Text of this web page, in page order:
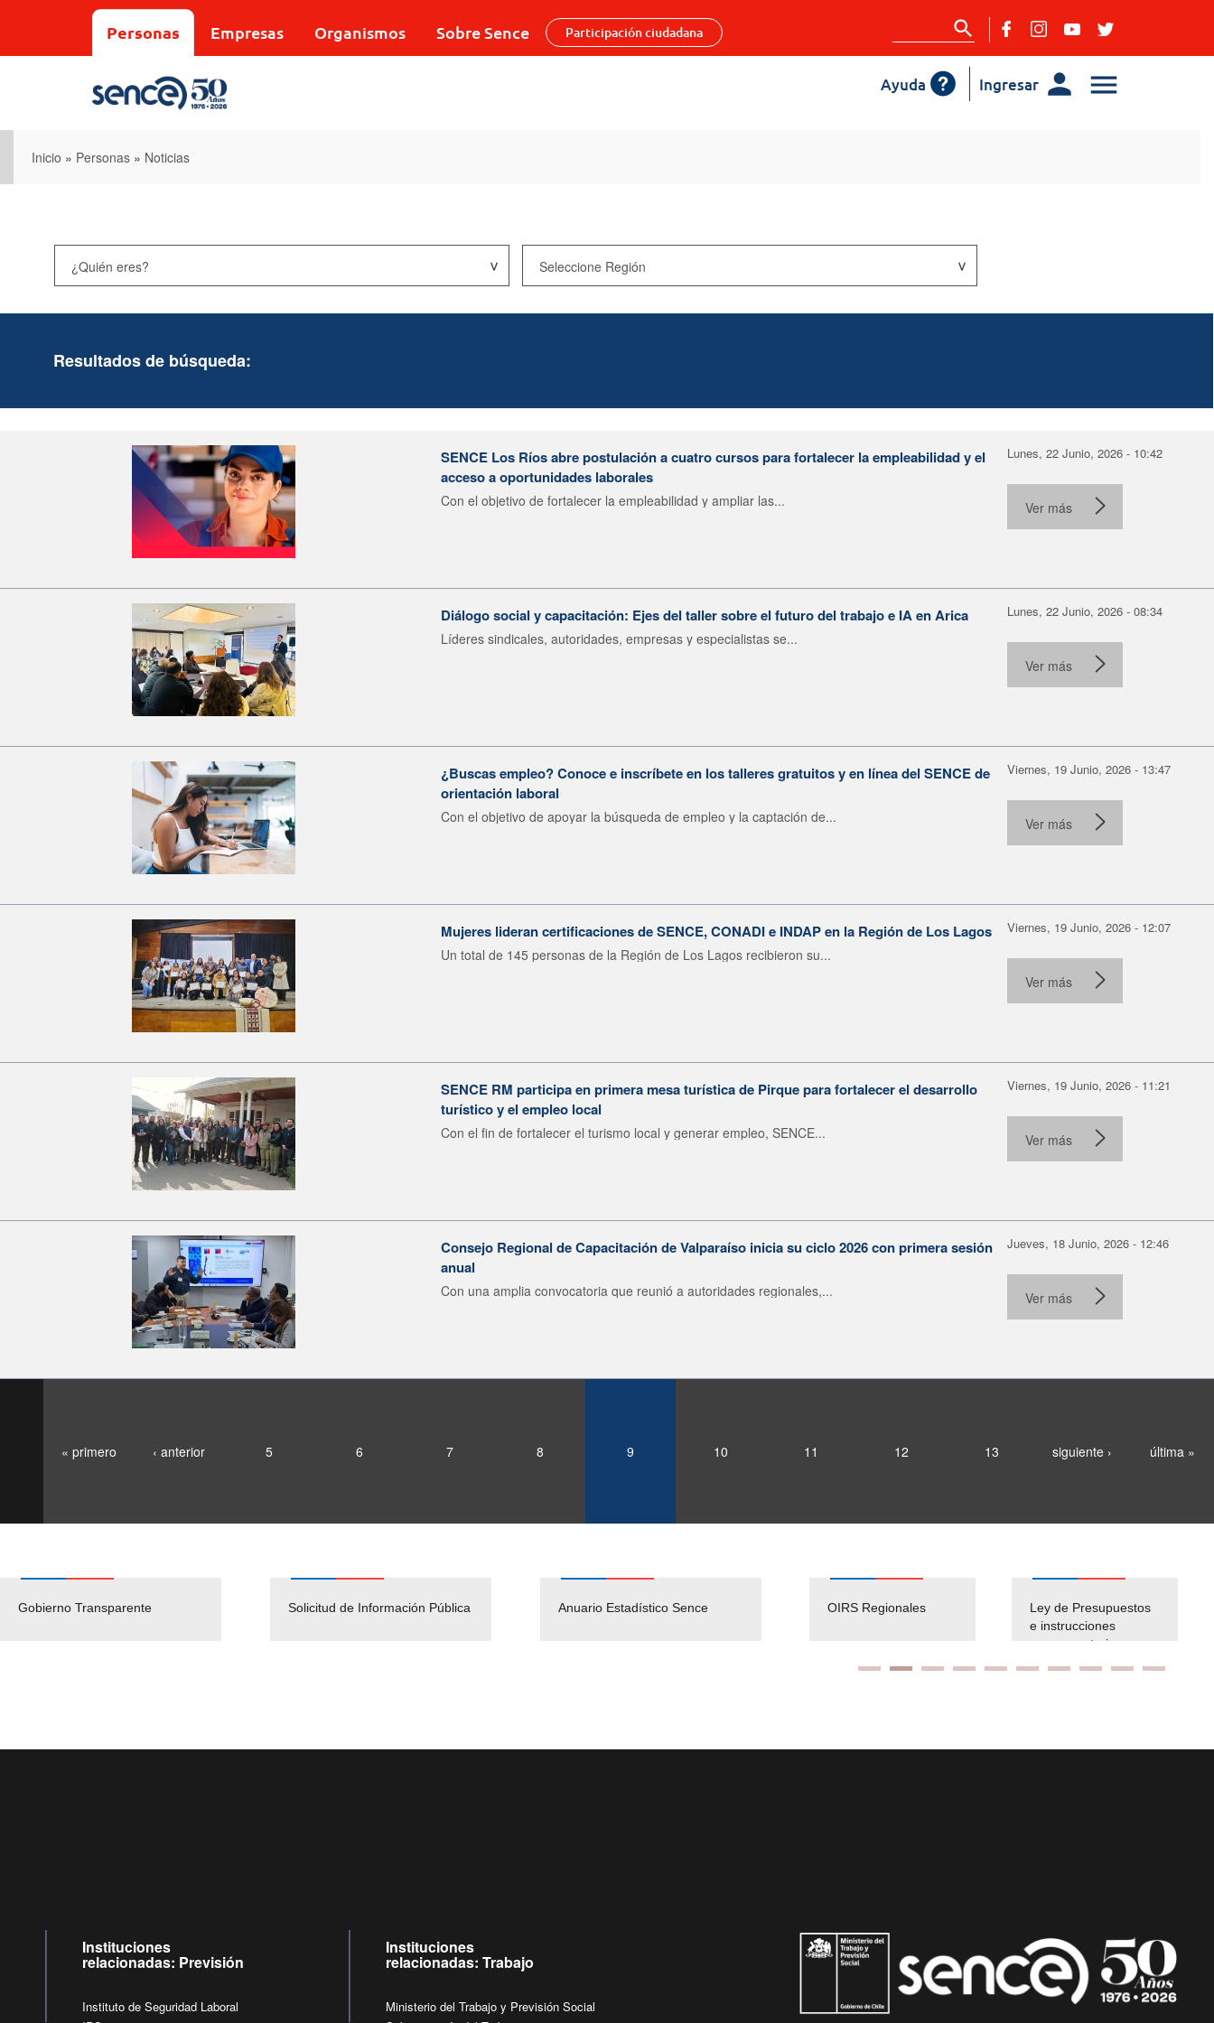
Personas Empresas Organismos Sobre Sence Participación ciudadana
Ingresar
Ayuda
Inicio » Personas » Noticias
Resultados de búsqueda:
SENCE Los Ríos abre postulación a cuatro cursos para fortalecer la empleabilidad y el
acceso a oportunidades laborales
Con el objetivo de fortalecer la empleabilidad y ampliar las...
Lunes, 22 Junio, 2026 - 10:42
Ver más
Diálogo social y capacitación: Ejes del taller sobre el futuro del trabajo e IA en Arica
Líderes sindicales, autoridades, empresas y especialistas se...
Lunes, 22 Junio, 2026 - 08:34
Ver más
¿Buscas empleo? Conoce e inscríbete en los talleres gratuitos y en línea del SENCE de
orientación laboral
Con el objetivo de apoyar la búsqueda de empleo y la captación de...
Viernes, 19 Junio, 2026 - 13:47
Ver más
Mujeres lideran certificaciones de SENCE, CONADI e INDAP en la Región de Los Lagos
Un total de 145 personas de la Región de Los Lagos recibieron su...
Viernes, 19 Junio, 2026 - 12:07
Ver más
SENCE RM participa en primera mesa turística de Pirque para fortalecer el desarrollo
turístico y el empleo local
Con el fin de fortalecer el turismo local y generar empleo, SENCE...
Viernes, 19 Junio, 2026 - 11:21
Ver más
Consejo Regional de Capacitación de Valparaíso inicia su ciclo 2026 con primera sesión
anual
Con una amplia convocatoria que reunió a autoridades regionales,...
Jueves, 18 Junio, 2026 - 12:46
Ver más
« primero ‹ anterior 5 6 7 8 9 10 11 12 13 siguiente › última »
Gobierno Transparente Solicitud de Información Pública Anuario Estadístico Sence
Pago Proveedores
Empleos Públicos
Solicitud Audiencias y
OIRS Regionales
Ley de Presupuestos
e instrucciones
presuspuetarias
Instituciones
relacionadas: Previsión
Instituto de Seguridad Laboral
Instituciones
relacionadas: Trabajo
Ministerio del Trabajo y Previsión Social